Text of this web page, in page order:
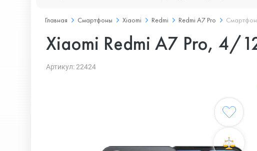
Главная Смартфоны Xiaomi Redmi Redmi A7 Pro Смартфон
Xiaomi Redmi A7 Pro, 4/
Артикул: 22424